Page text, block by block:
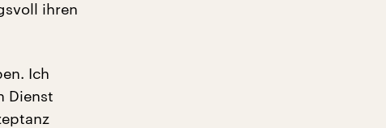
ihren
Ich
Dienst